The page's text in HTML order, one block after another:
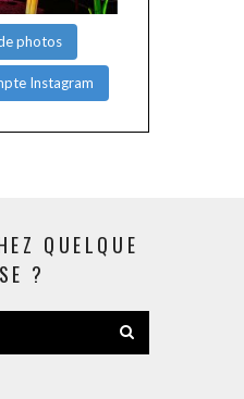
photos
Instagram
QUELQUE
?